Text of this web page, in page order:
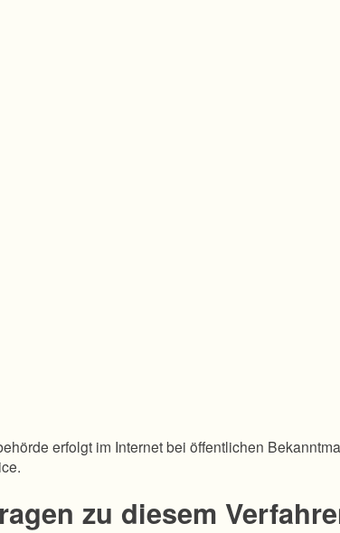
erfolgt im Internet bei öffentlichen
zu diesem